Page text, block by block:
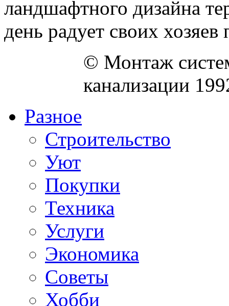
ландшафтного дизайна
день радует своих
© Монтаж
канализации
Разное
Строительство
Уют
Покупки
Техника
Услуги
Экономика
Советы
Хобби